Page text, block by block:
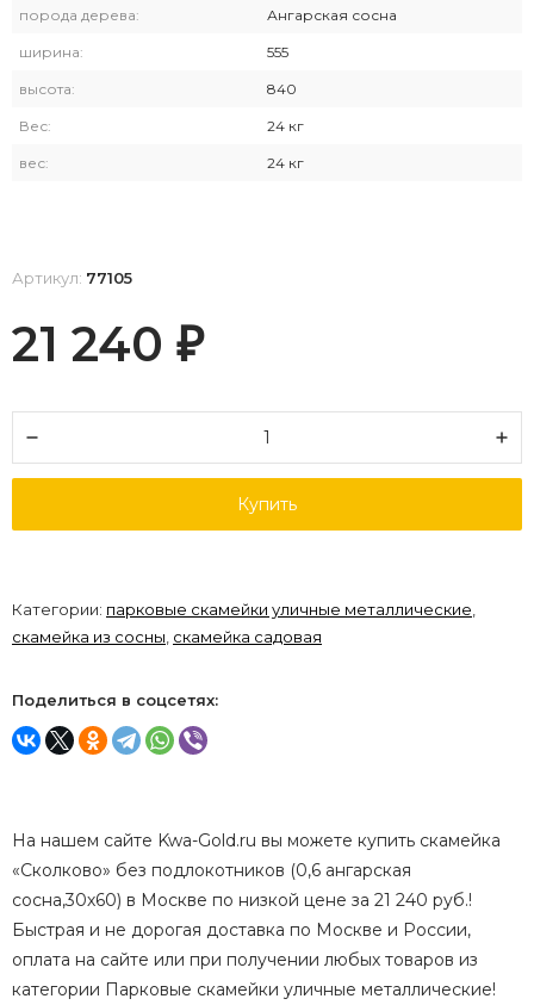
порода дерева: Ангарская сосна
ширина: 555
высота: 840
Вес: 24 кг
вес: 24 кг
Артикул: 77105
21 240 ₽
Купить
Категории: парковые скамейки уличные металлические,
скамейка из сосны, скамейка садовая
Поделиться в соцсетях:
На нашем сайте Kwa-Gold.ru вы можете купить скамейка
«Сколково» без подлокотников (0,6 ангарская
сосна,30х60) в Москве по низкой цене за 21 240 руб.!
Быстрая и не дорогая доставка по Москве и России,
оплата на сайте или при получении любых товаров из
категории Парковые скамейки уличные металлические!